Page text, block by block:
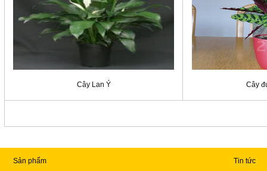
Cây Lan Ý Cây
Sản phẩm
Tin tức